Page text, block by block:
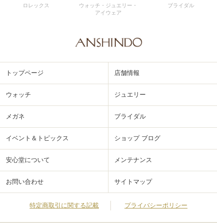
ロレックス
ウォッチ・ジュエリー・
アイウェア
ブライダル
トップページ 店舗情報
ウォッチ ジュエリー
メガネ ブライダル
イベント＆トピックス ショップ ブログ
安心堂について メンテナンス
お問い合わせ サイトマップ
特定商取引に関する記載 プライバシーポリシー